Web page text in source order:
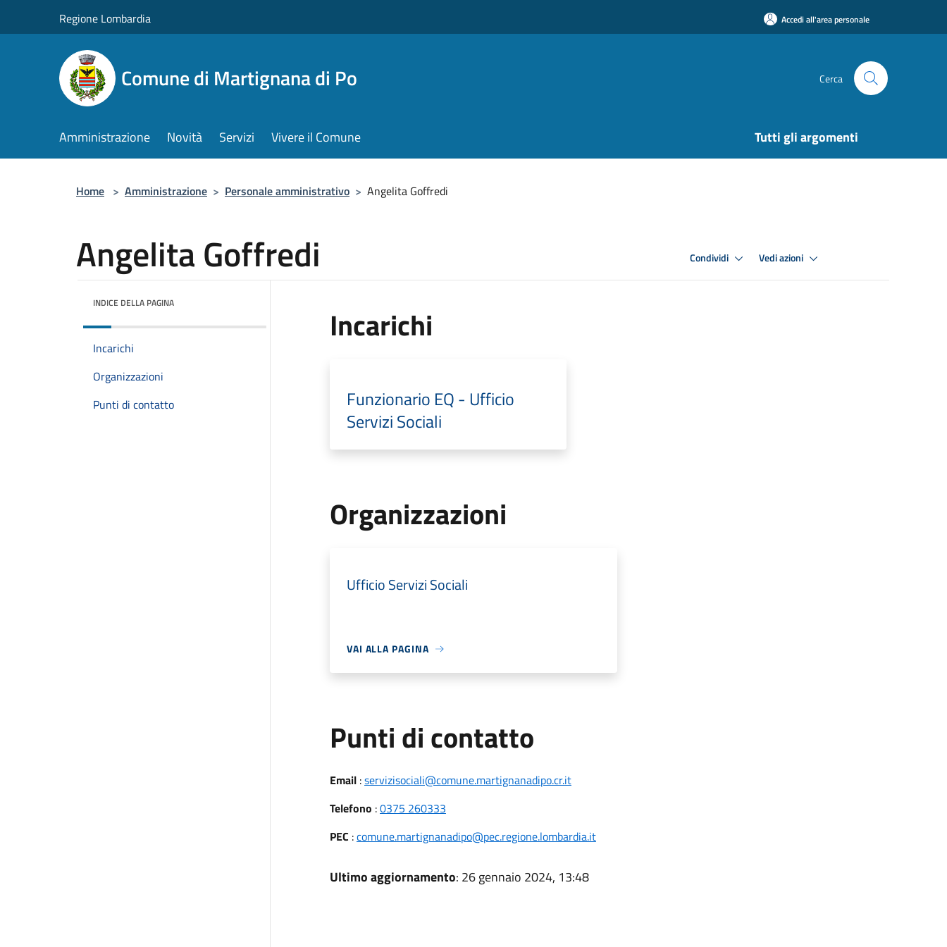
Regione Lombardia Accedi all'area personale
Comune di Martignana di Po Cerca
Amministrazione Novità Servizi Vivere il Comune Tutti gli argomenti
Home > Amministrazione > Personale amministrativo > Angelita Goffredi
Angelita Goffredi Condividi Vedi azioni
INDICE DELLA PAGINA
Incarichi
Organizzazioni
Punti di contatto
Incarichi
Funzionario EQ - Ufficio
Servizi Sociali
Organizzazioni
Ufficio Servizi Sociali
VAI ALLA PAGINA
Punti di contatto
Email:servizisociali@comune.martignanadipo.cr.it
Telefono :0375 260333
PEC :comune.martignanadipo@pec.regione.lombardia.it
Ultimo aggiornamento: 26 gennaio 2024, 13:48